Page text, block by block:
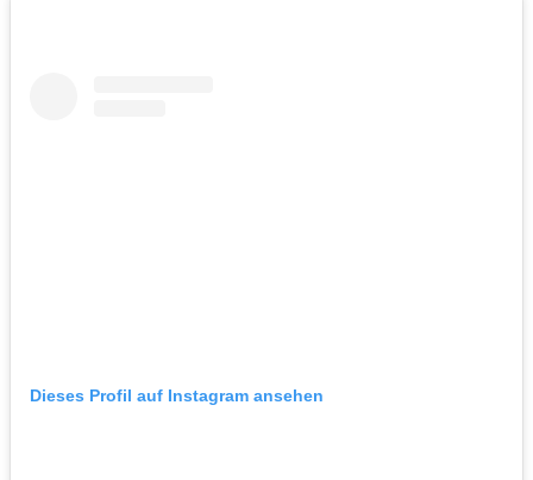
Dieses Profil auf Instagram ansehen